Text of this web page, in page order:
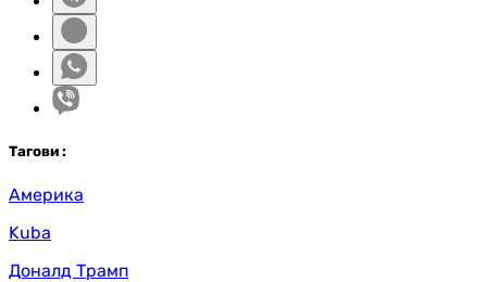
Тагови :
Америка
Kuba
Доналд Трамп